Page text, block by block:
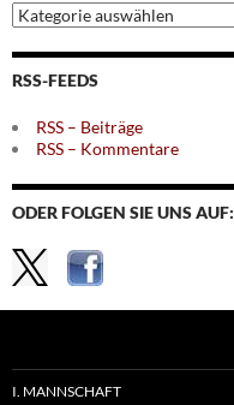
Archiv
nach
Themen
RSS-FEEDS
RSS – Beiträge
RSS – Kommentare
ODER FOLGEN SIE UNS AUF:
I. MANNSCHAFT